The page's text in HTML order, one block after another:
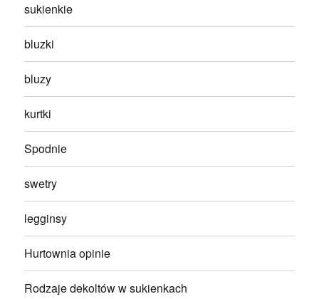
sukienkie
bluzki
bluzy
kurtki
Spodnie
swetry
legginsy
Hurtownia opinie
Rodzaje dekoltów w sukienkach